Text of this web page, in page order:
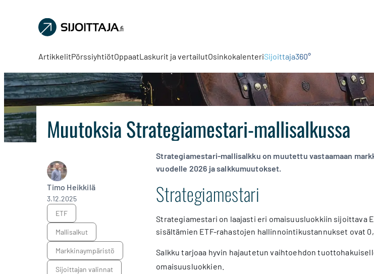
Sijoittaja.fi
Tee
sijoituspäätöksiä
ArtikkelitPörssiyhtiötOppaatLaskurit ja vertailutOsinkokalenteriSijoittaja360°
Muutoksia Strategiamestari-mallisalkussa
Timo Heikkilä
3.12.2025
ETF
mallisalkut
markkinaympäristö
sijoittajan valinnat
Strategiamestari-mallisalkku on muutettu vastaamaan
vuodelle 2026 ja salkkumuutokset.
Strategiamestari
Strategiamestari on laajasti eri omaisuusluokkiin sijoittava
sisältämien ETF-rahastojen hallinnointikustannukset ovat
Salkku tarjoaa hyvin hajautetun vaihtoehdon
omaisuusluokkien.